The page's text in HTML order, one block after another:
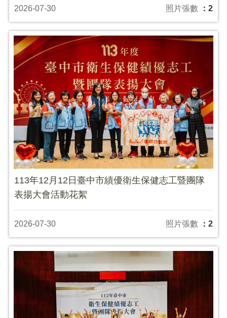
2026-07-30 照片張數 ：2
113年12月12日臺中市績優衛生保健志工暨團隊
表揚大會活動花絮
2026-07-30 照片張數 ：2